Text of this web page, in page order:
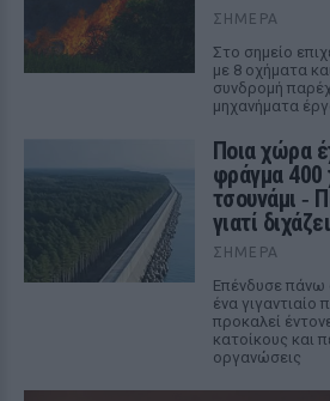
ΣΉΜΕΡΑ
Στο σημείο
με 8 οχήματα
συνδρομή
μηχανήματα
Ποια χώρα
φράγμα 400
τσουνάμι ‑
γιατί διχάζει
ΣΉΜΕΡΑ
Επένδυσε πάνω
ένα γιγαντιαίο
προκαλεί
κατοίκους και
οργανώσεις